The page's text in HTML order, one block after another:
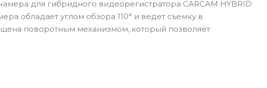
для гибридного видеорегистратора CARCAM HYBRID
обладает углом обзора 110° и ведет съемку в
поворотным механизмом, который позволяет